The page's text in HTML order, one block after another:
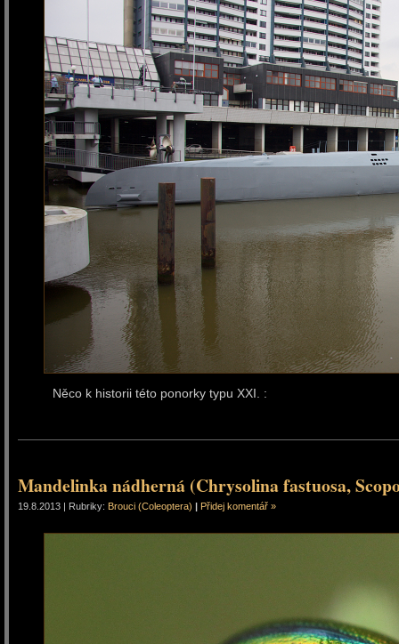
Něco k historii této ponorky typu XXI. :
Mandelinka nádherná (Chrysolina fastuosa,
19.8.2013 | Rubriky: Brouci (Coleoptera) | Přidej komentář »